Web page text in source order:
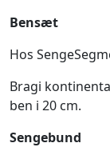
Bensæt
Hos
Bragi
ben i 20 cm.
Sengebund